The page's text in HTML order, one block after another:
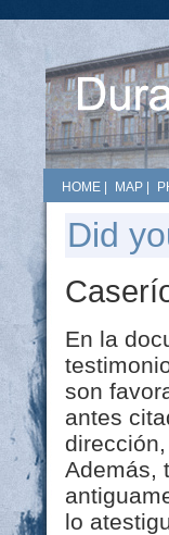
HOME MAP
Did
En la
son
antes
Además,
lo